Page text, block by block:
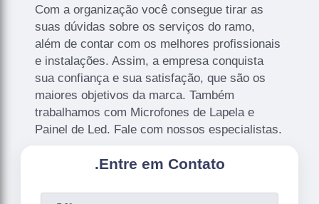
Com a organização você consegue tirar as
suas dúvidas sobre os serviços do ramo,
além de contar com os melhores profissionais
e instalações. Assim, a empresa conquista
sua confiança e sua satisfação, que são os
maiores objetivos da marca. Também
trabalhamos com Microfones de Lapela e
Painel de Led. Fale com nossos especialistas.
.Entre em Contato